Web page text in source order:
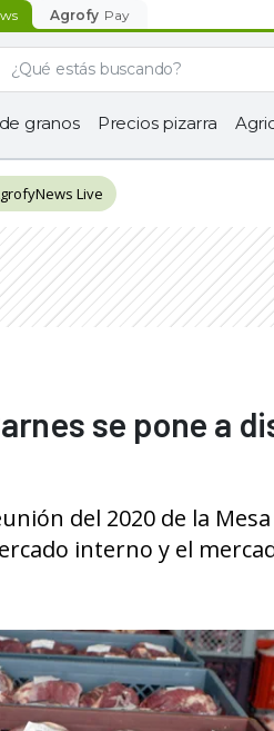
Agrofy Pay
granos Precios pizarra
Live
se pone a
del 2020 de la
interno y el